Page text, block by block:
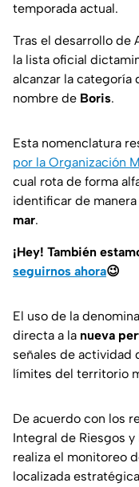
temporada actual.
Tras el desarrollo de
la lista oficial
alcanzar la
nombre de Boris.
Esta nomenclatura
por la Organización
cual rota de forma
identificar de
mar.
¡Hey! También
seguirnos ahora😉
El uso de la
directa a la nueva
señales de actividad
límites del territorio
De acuerdo con los
Integral de Riesgos
realiza el monitoreo
localizada